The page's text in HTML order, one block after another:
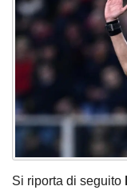
Si riporta di seguito